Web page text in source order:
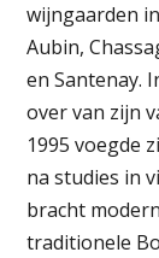
wijngaarden
Aubin,
en Santenay.
over van zijn
1995 voegde
na studies in
bracht
traditionele